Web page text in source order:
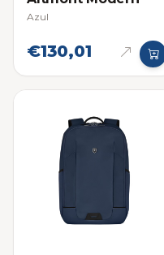
Azul
€130,01